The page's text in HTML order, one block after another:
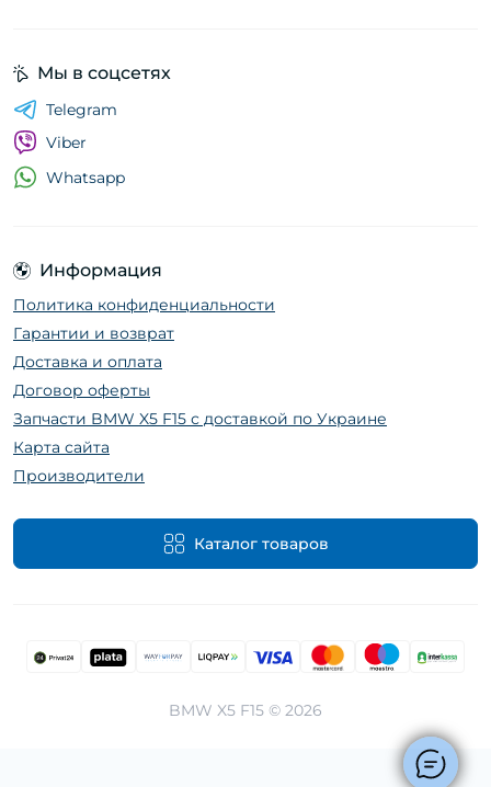
Информация
Политика конфиденциальности
Гарантии и возврат
Доставка и оплата
Договор оферты
Запчасти BMW X5 F15 с доставкой по Украине
Карта сайта
Производители
Каталог товаров
Мы в соцсетях
Telegram
Viber
Whatsapp
BMW X5 F15 © 2026